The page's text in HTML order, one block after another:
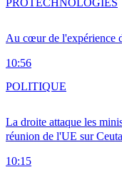
Au cœur de l'expérience
10:56
PROTECHNOLOGIES
La droite attaque les
réunion de l'UE sur Ceuta
10:15
POLITIQUE